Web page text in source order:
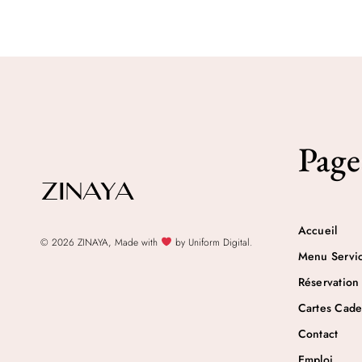
© 2026 ZINAYA, Made with by Uniform Digital.
Accueil
Menu
Réservation
Cartes
Contact